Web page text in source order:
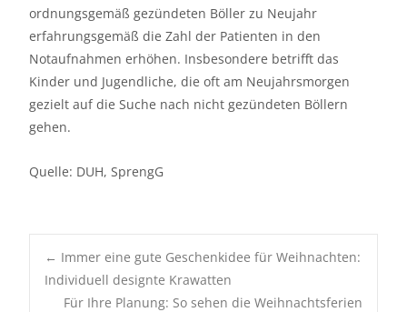
ordnungsgemäß gezündeten Böller zu Neujahr
erfahrungsgemäß die Zahl der Patienten in den
Notaufnahmen erhöhen. Insbesondere betrifft das
Kinder und Jugendliche, die oft am Neujahrsmorgen
gezielt auf die Suche nach nicht gezündeten Böllern
gehen.
Quelle: DUH, SprengG
Post
← Immer eine gute Geschenkidee für Weihnachten:
Individuell designte Krawatten
Für Ihre Planung: So sehen die Weihnachtsferien